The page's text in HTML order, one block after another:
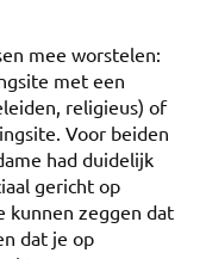
mee worstelen:
met een
religieus) of
Voor beiden
had duidelijk
gericht op
kunnen zeggen dat
dat je op